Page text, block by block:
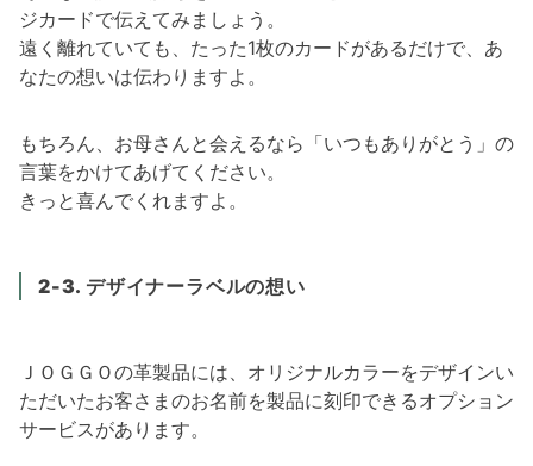
ジカードで伝えてみましょう。
遠く離れていても、たった1枚のカードがあるだけで、あ
なたの想いは伝わりますよ。
もちろん、お母さんと会えるなら「いつもありがとう」の
言葉をかけてあげてください。
きっと喜んでくれますよ。
2-3. デザイナーラベルの想い
ＪＯＧＧＯの革製品には、オリジナルカラーをデザインい
ただいたお客さまのお名前を製品に刻印できるオプション
サービスがあります。